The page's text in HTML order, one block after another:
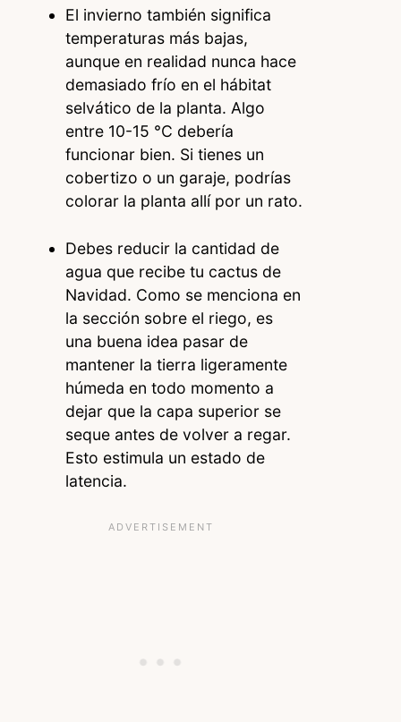
El invierno también significa
temperaturas más bajas,
aunque en realidad nunca hace
demasiado frío en el hábitat
selvático de la planta. Algo
entre 10-15 °C debería
funcionar bien. Si tienes un
cobertizo o un garaje, podrías
colorar la planta allí por un rato.
Debes reducir la cantidad de
agua que recibe tu cactus de
Navidad. Como se menciona en
la sección sobre el riego, es
una buena idea pasar de
mantener la tierra ligeramente
húmeda en todo momento a
dejar que la capa superior se
seque antes de volver a regar.
Esto estimula un estado de
latencia.